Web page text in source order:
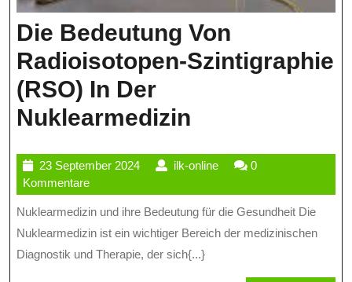
Die Bedeutung Von
Radioisotopen-Szintigraphie
(RSO) In Der
Nuklearmedizin
Von
Szintigraphie
(RSO)
23 September 202423
2024
ilk-onlineilk-
0
Kommentare
Nuklearmedizin und ihre Bedeutung für die Gesundheit Die
Nuklearmedizin ist ein wichtiger Bereich der medizinischen
Diagnostik und Therapie, der sich{...}